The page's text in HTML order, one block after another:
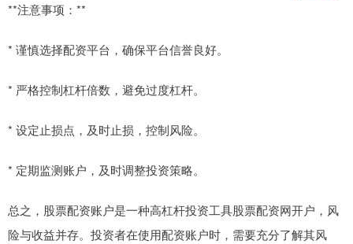
**注意事项：**
* 谨慎选择配资平台，确保平台信誉良好。
* 严格控制杠杆倍数，避免过度杠杆。
* 设定止损点，及时止损，控制风险。
* 定期监测账户，及时调整投资策略。
总之，股票配资账户是一种高杠杆投资工具股票配资网开户，风
险与收益并存。投资者在使用配资账户时，需要充分了解其风